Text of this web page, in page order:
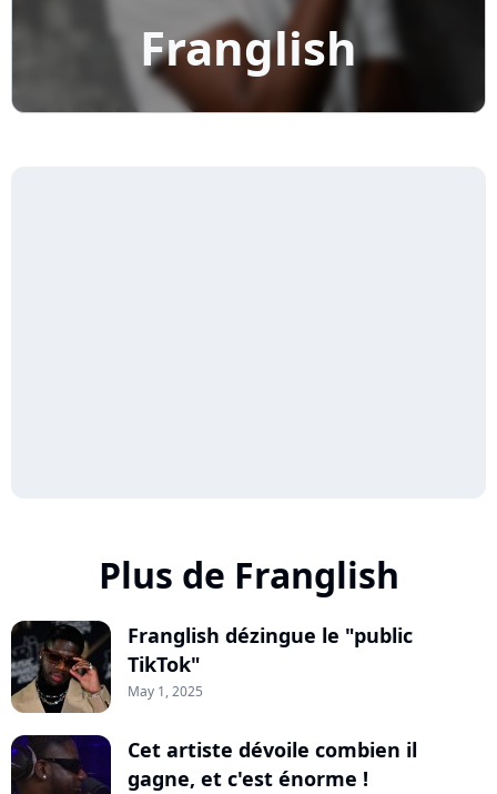
Franglish
Plus de Franglish
Franglish dézingue le "public
TikTok"
May 1, 2025
Cet artiste dévoile combien il
gagne, et c'est énorme !